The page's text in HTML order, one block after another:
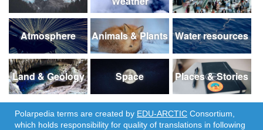
Atmosphere Animals & Plants Water resources
Land & Geology Space Places & Stories
Polarpedia terms are created by EDU-ARCTIC Consortium,
which holds responsibility for quality of translations in following